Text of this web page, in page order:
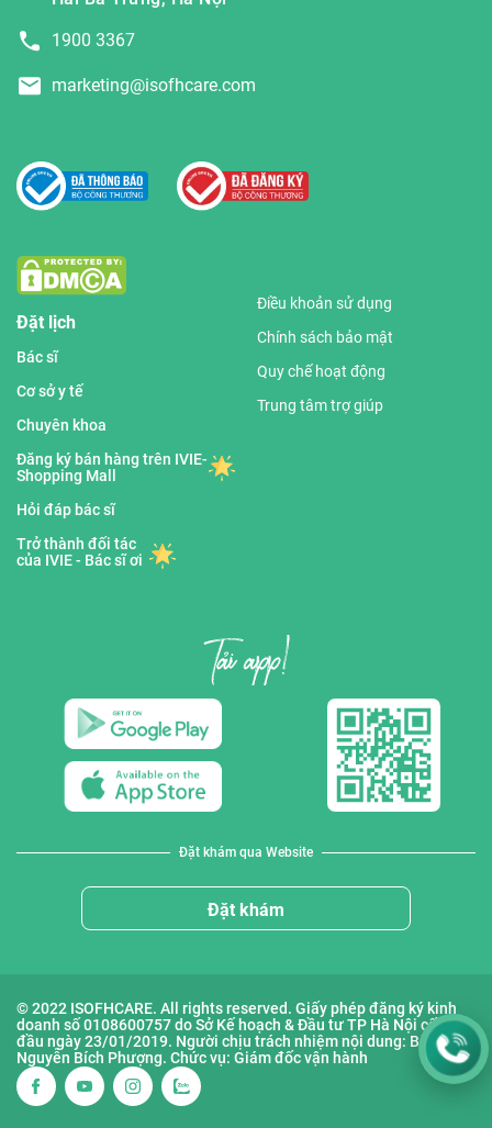
1900 3367
marketing@isofhcare.com
Đặt lịch
Bác sĩ
Cơ sở y tế
Chuyên khoa
Đăng ký bán hàng trên IVIE-
Shopping Mall
Hỏi đáp bác sĩ
Trở thành đối tác
của IVIE - Bác sĩ ơi
Điều khoản sử dụng
Chính sách bảo mật
Quy chế hoạt động
Trung tâm trợ giúp
Đặt khám qua Website
Đặt khám
© 2022 ISOFHCARE. All rights reserved. Giấy phép đăng ký kinh
doanh số 0108600757 do Sở Kế hoạch & Đầu tư TP Hà Nội cấp lần
đầu ngày 23/01/2019. Người chịu trách nhiệm nội dung: Bà
Nguyễn Bích Phượng. Chức vụ: Giám đốc vận hành